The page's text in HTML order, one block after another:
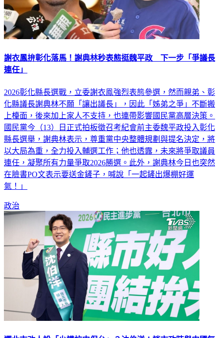
謝衣鳳拚彰化落馬！謝典林秒表態挺魏平政 下一步「爭議長
連任」
2026彰化縣長選戰，立委謝衣鳯強烈表態參選，然而親弟、彰
化縣議長謝典林不願「讓出議長」，因此「姊弟之爭」不斷搬
上檯面，後來加上家人不支持，也連帶影響國民黨高層決策。
國民黨今（13）日正式拍板徵召考紀會前主委魏平政投入彰化
縣長選舉，謝典林表示，尊重黨中央整體規劃與提名決定，將
以大局為重，全力投入輔選工作；他也透露，未來將爭取議員
連任，凝聚所有力量爭取2026勝選。此外，謝典林今日也突然
在臉書PO文表示要送金鏟子，喊說「一起鏟出爆棚好運
氣！」
政治